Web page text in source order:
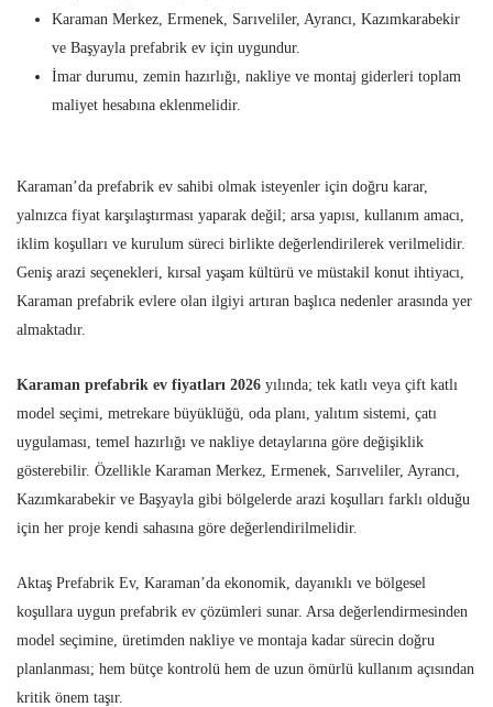
Karaman Merkez, Ermenek, Sarıveliler, Ayrancı, Kazımkarabekir
ve Başyayla prefabrik ev için uygundur.
İmar durumu, zemin hazırlığı, nakliye ve montaj giderleri toplam
maliyet hesabına eklenmelidir.
Karaman’da prefabrik ev sahibi olmak isteyenler için doğru karar,
yalnızca fiyat karşılaştırması yaparak değil; arsa yapısı, kullanım amacı,
iklim koşulları ve kurulum süreci birlikte değerlendirilerek verilmelidir.
Geniş arazi seçenekleri, kırsal yaşam kültürü ve müstakil konut ihtiyacı,
Karaman prefabrik evlere olan ilgiyi artıran başlıca nedenler arasında yer
almaktadır.
Karaman prefabrik ev fiyatları 2026 yılında; tek katlı veya çift katlı
model seçimi, metrekare büyüklüğü, oda planı, yalıtım sistemi, çatı
uygulaması, temel hazırlığı ve nakliye detaylarına göre değişiklik
gösterebilir. Özellikle Karaman Merkez, Ermenek, Sarıveliler, Ayrancı,
Kazımkarabekir ve Başyayla gibi bölgelerde arazi koşulları farklı olduğu
için her proje kendi sahasına göre değerlendirilmelidir.
Aktaş Prefabrik Ev, Karaman’da ekonomik, dayanıklı ve bölgesel
koşullara uygun prefabrik ev çözümleri sunar. Arsa değerlendirmesinden
model seçimine, üretimden nakliye ve montaja kadar sürecin doğru
planlanması; hem bütçe kontrolü hem de uzun ömürlü kullanım açısından
kritik önem taşır.